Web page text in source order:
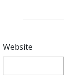
Website